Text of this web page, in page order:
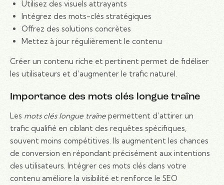
Utilisez des visuels attrayants
Intégrez des mots-clés stratégiques
Offrez des solutions concrètes
Mettez à jour régulièrement le contenu
Créer un contenu riche et pertinent permet de fidéliser
les utilisateurs et d’augmenter le trafic naturel.
Importance des mots clés longue traîne
Les mots clés longue traîne permettent d’attirer un
trafic qualifié en ciblant des requêtes spécifiques,
souvent moins compétitives. Ils augmentent les chances
de conversion en répondant précisément aux intentions
des utilisateurs. Intégrer ces mots clés dans votre
contenu améliore la visibilité et renforce le SEO